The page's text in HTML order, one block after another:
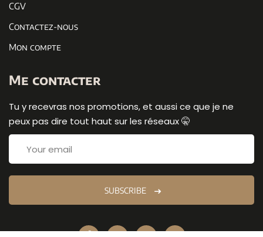
CGV
Contactez-nous
Mon compte
Me contacter
Tu y recevras nos promotions, et aussi ce que je ne
peux pas dire tout haut sur les réseaux 🤫
SUBSCRIBE